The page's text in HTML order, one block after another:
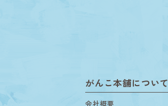
がんこ本舗について
会社概要